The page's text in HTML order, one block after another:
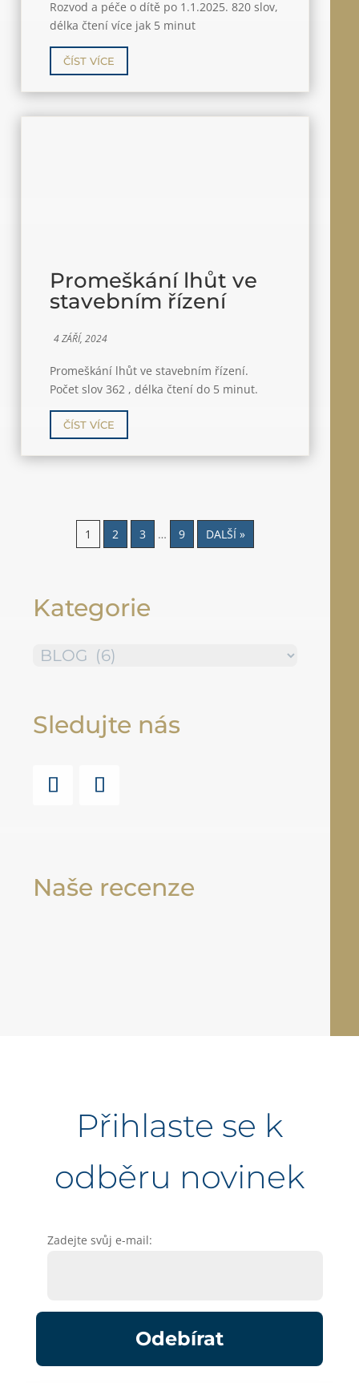
Rozvod a péče o dítě po 1.1.2025. 820 slov,
délka čtení více jak 5 minut
ČÍST VÍCE
Promeškání lhůt ve
stavebním řízení
4 ZÁŘÍ, 2024
Promeškání lhůt ve stavebním řízení.
Počet slov 362 , délka čtení do 5 minut.
ČÍST VÍCE
1 2 3 … 9 DALŠÍ »
Kategorie
Rubriky
Sledujte nás
Naše recenze
Přihlaste se k
odběru novinek
Zadejte svůj e-mail: